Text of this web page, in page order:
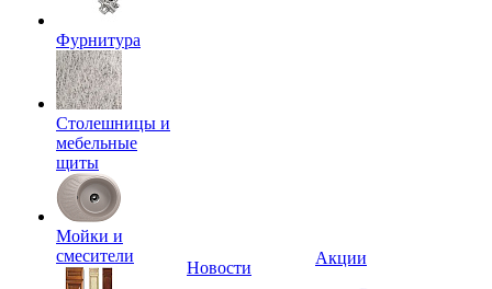
Фурнитура
Столешницы и
мебельные
щиты
Мойки и
смесители
Новости
Акции